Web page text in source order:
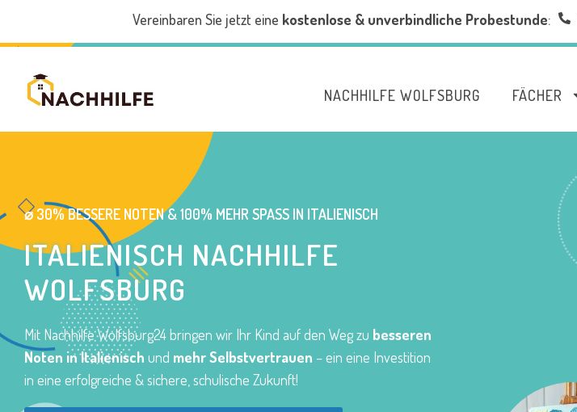
Vereinbaren Sie jetzt eine kostenlose & unverbindliche Probestunde:
NACHHILFE WOLFSBURG FÄCHER
⌀ 30% BESSERE NOTEN & 100% MEHR SPASS IN ITALIENISCH
ITALIENISCH NACHHILFE
WOLFSBURG
Mit Nachhilfe Wolfsburg24 bringen wir Ihr Kind auf den Weg zu besseren
Noten in Italienisch und mehr Selbstvertrauen – ein eine Investition
in eine erfolgreiche & sichere, schulische Zukunft!